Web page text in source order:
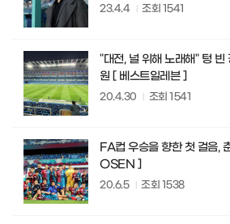
23.4.4 조회 1541
"대전, 널 위해 노래해" 텅 빈
원 [ 베스트일레븐 ]
20.4.30 조회1541
FA컵 우승을 향한 첫 걸음,
OSEN ]
20.6.5 조회 1538